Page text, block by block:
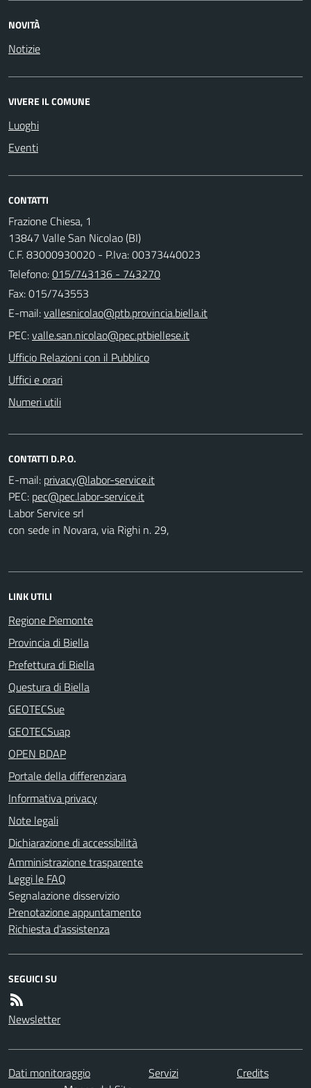
NOVITÀ
Notizie
VIVERE IL COMUNE
Luoghi
Eventi
CONTATTI
Frazione Chiesa, 1
13847 Valle San Nicolao (BI)
C.F. 83000930020 - P.Iva: 00373440023
Telefono:015/743136 - 743270
Fax: 015/743553
E-mail:
PEC:
Ufficio Relazioni con il Pubblico
Uffici e orari
Numeri utili
CONTATTI D.P.O.
E-mail:
PEC:
Labor Service srl
con sede in Novara, via Righi n. 29,
LINK UTILI
Regione Piemonte
Provincia di Biella
Prefettura di Biella
Questura di Biella
GEOTECSue
GEOTECSuap
OPEN BDAP
Portale della differenziara
Informativa privacy
Note legali
Dichiarazione di accessibilità
Amministrazione trasparente
Leggi le FAQ
Segnalazione disservizio
Prenotazione appuntamento
Richiesta d'assistenza
SEGUICI SU
Newsletter
Dati monitoraggio Servizi
Credits